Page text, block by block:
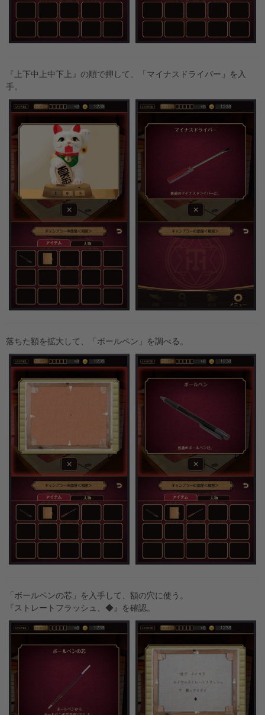
『上下中上中下上』の順で押して、「マイナスドライバー」を入
手。
落ちた額を拡大して、「ボールペン」を調べる。
「ボールペンの芯」を入手して、額の穴に使う。
『ストレートフラッシュ、◆』を確認。